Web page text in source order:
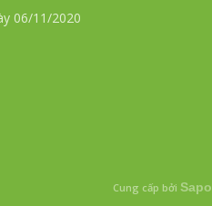
06/11/2020
Cung cấp bởi Sapo